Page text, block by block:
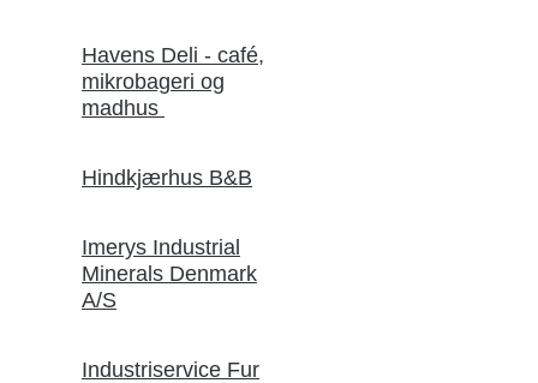
Havens Deli - café,
mikrobageri og
madhus
Hindkjærhus B&B
Imerys Industrial
Minerals Denmark
A/S
Industriservice Fur